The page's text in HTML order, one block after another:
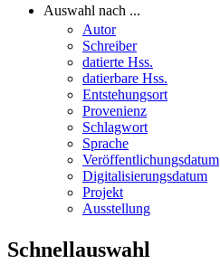
Auswahl nach ...
Autor
Schreiber
datierte Hss.
datierbare Hss.
Entstehungsort
Provenienz
Schlagwort
Sprache
Veröffentlichungsdatum
Digitalisierungsdatum
Projekt
Ausstellung
Schnellauswahl